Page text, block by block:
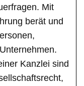
Mit
berät und
Kanzlei sind